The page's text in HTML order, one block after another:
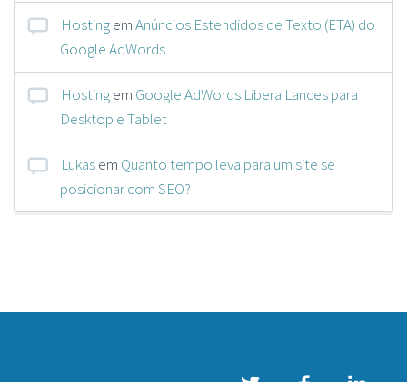
HostingemAnúncios Estendidos de Texto (ETA) do
Google AdWords
Hostingem Google AdWords Libera Lances para
Desktop e Tablet
Lukasem Quanto tempo leva para um site se
posicionar com SEO?